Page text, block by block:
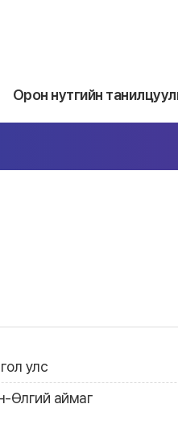
Орон нутгийн
улс
Өлгий аймаг